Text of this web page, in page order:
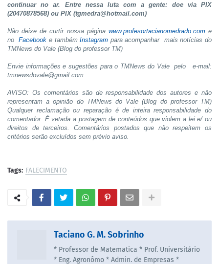
continuar no ar. Entre nessa luta com a gente: doe via PIX
(20470878568) ou PIX (tgmedra@hotmail.com)
Não deixe de curtir nossa página www.profesortacianomedrado.come
noFacebook e tambémInstagram para acompanhar mais notícias do
TMNews do Vale (Blog do professor TM)
Envie informações e sugestões para o TMNews do Vale pelo e-mail:
tmnewsdovale@gmail.com
AVISO: Os comentários são de responsabilidade dos autores e não
representam a opinião do TMNews do Vale (Blog do professor TM)
Qualquer reclamação ou reparação é de inteira responsabilidade do
comentador. É vetada a postagem de conteúdos que violem a lei e/ ou
direitos de terceiros. Comentários postados que não respeitem os
critérios serão excluídos sem prévio aviso.
Tags: FALECIMENTO
Taciano G. M. Sobrinho
* Professor de Matematica * Prof. Universitário
* Eng. Agronômo * Admin. de Empresas *